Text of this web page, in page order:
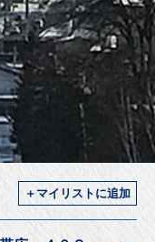
＋マイリストに追加